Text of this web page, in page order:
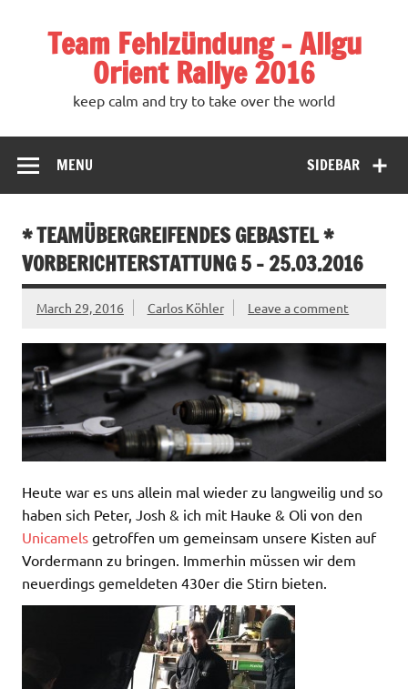
Team Fehlzündung – Allgu
Orient Rallye 2016
keep calm and try to take over the world
SIDEBAR
MENU
* TEAMÜBERGREIFENDES GEBASTEL *
VORBERICHTERSTATTUNG 5 – 25.03.2016
March 29, 2016 Carlos Köhler Leave a comment
Heute war es uns allein mal wieder zu langweilig und so
haben sich Peter, Josh & ich mit Hauke & Oli von den
Unicamels getroffen um gemeinsam unsere Kisten auf
Vordermann zu bringen. Immerhin müssen wir dem
neuerdings gemeldeten 430er die Stirn bieten.